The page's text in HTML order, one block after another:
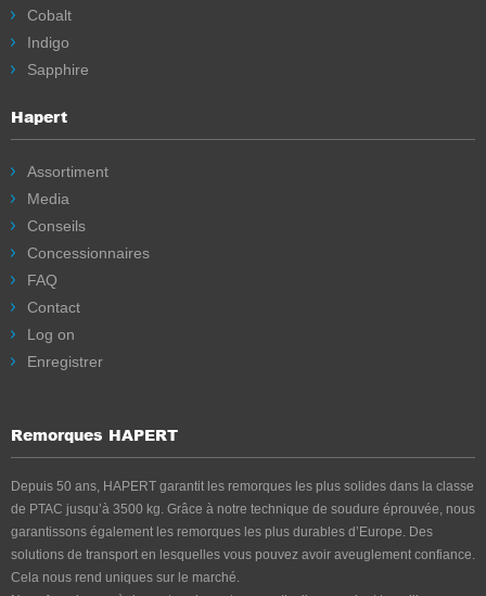
Cobalt
Indigo
Sapphire
Hapert
Assortiment
Media
Conseils
Concessionnaires
FAQ
Contact
Log on
Enregistrer
Remorques HAPERT
Depuis 50 ans, HAPERT garantit les remorques les plus solides dans la classe
de PTAC jusqu’à 3500 kg. Grâce à notre technique de soudure éprouvée, nous
garantissons également les remorques les plus durables d’Europe. Des
solutions de transport en lesquelles vous pouvez avoir aveuglement confiance.
Cela nous rend uniques sur le marché.